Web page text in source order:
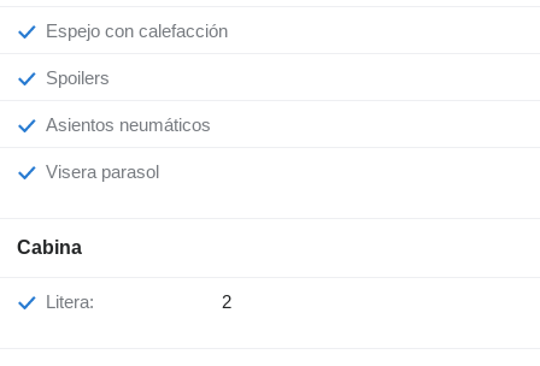
Espejo con calefacción
Spoilers
Asientos neumáticos
Visera parasol
Cabina
Litera: 2